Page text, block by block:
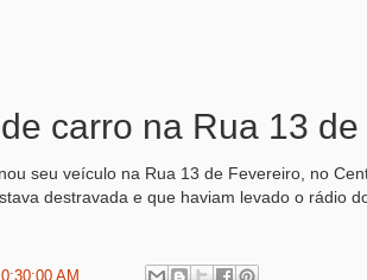
carro na Rua 13
seu veículo na Rua 13 de Fevereiro, no
destravada e que haviam levado o rádio
AM